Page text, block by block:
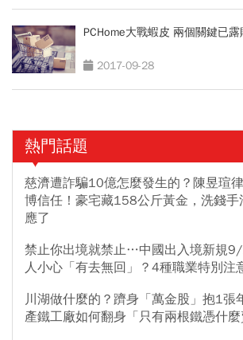
PCHome大戰蝦皮 兩個關鍵已露
2017-09-28
熱門話題
慈濟遭詐騙10億怎麼發生的？陳昱瑄
博信任！豪宅藏158公斤黃金，洗錢
應了
禁止你出境就禁止…中國出入境新規
人小心「有去無回」？4種職業特別注
川湖做什麼的？躋身「萬金股」抱1張
產鐵工廠如何翻身「只有兩根鐵憑什麼